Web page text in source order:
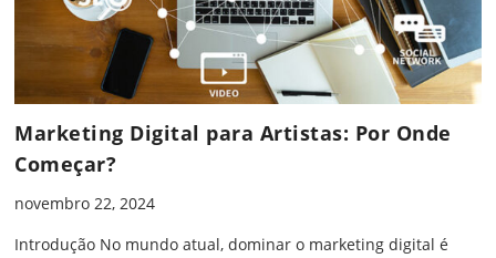
Marketing Digital para Artistas: Por Onde
Começar?
novembro 22, 2024
Introdução No mundo atual, dominar o marketing digital é